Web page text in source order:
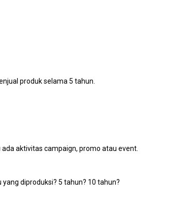
produk selama 5 tahun.
aktivitas campaign, promo atau event.
yang diproduksi? 5 tahun? 10 tahun?